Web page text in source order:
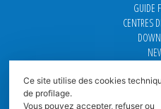
GUIDE
CENTRES
Ce site utilise des cookies
de profilage.
Vous pouvez accepter, refuser ou